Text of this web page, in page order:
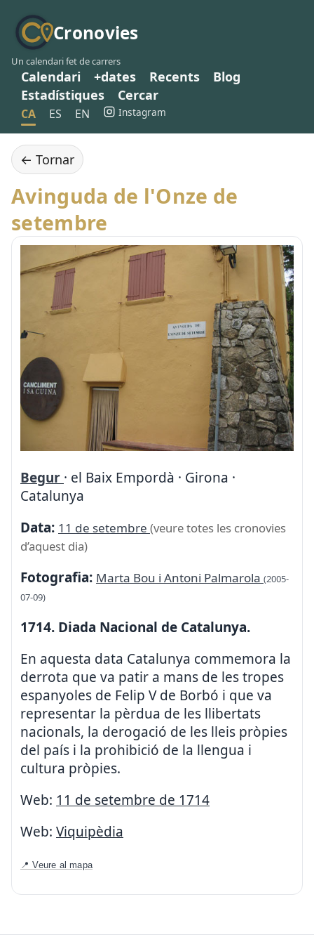
Cronovies
Un calendari fet de carrers
Calendari +dates Recents
Blog
Estadístiques
Cercar
CA ES EN Instagram
← Tornar
Avinguda de l'Onze de
setembre
Begur · el Baix Empordà · Girona ·
Catalunya
Data: 11 de setembre (veure totes les cronovies
d’aquest dia)
Fotografia: Marta Bou i Antoni Palmarola (2005-
07-09)
1714. Diada Nacional de Catalunya.
En aquesta data Catalunya commemora la
derrota que va patir a mans de les tropes
espanyoles de Felip V de Borbó i que va
representar la pèrdua de les llibertats
nacionals, la derogació de les lleis pròpies
del país i la prohibició de la llengua i
cultura pròpies.
Web: 11 de setembre de 1714
Web: Viquipèdia
📍 Veure al mapa